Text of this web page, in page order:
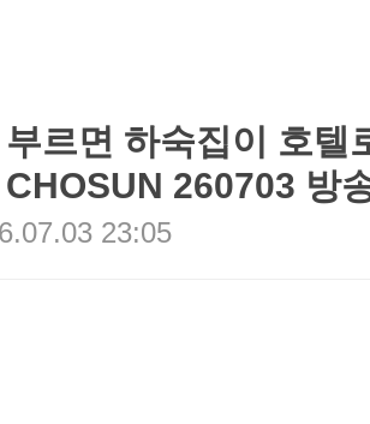
부르면 하숙집이 호텔
260703 방
23:05